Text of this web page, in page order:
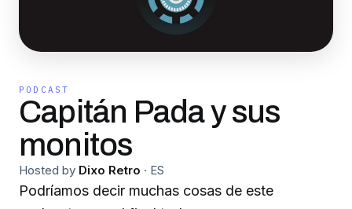
PODCAST
Capitán Pada y sus
monitos
Hosted by Dixo Retro · ES
Podríamos decir muchas cosas de este